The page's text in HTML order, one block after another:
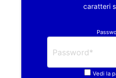
caratteri
Vedi la